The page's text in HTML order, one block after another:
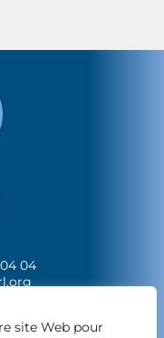
site Web pour
04